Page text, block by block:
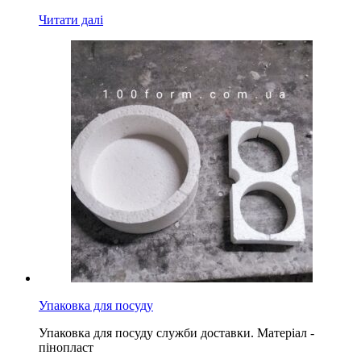
Читати далі
Упаковка для посуду
Упаковка для посуду служби доставки. Матеріал -
пінопласт